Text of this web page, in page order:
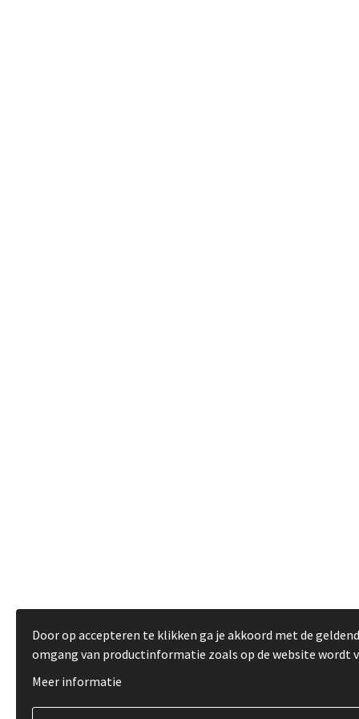
Door op accepteren te klikken ga je akkoord met de
omgang van productinformatie zoals op de website wordt
Meer informatie